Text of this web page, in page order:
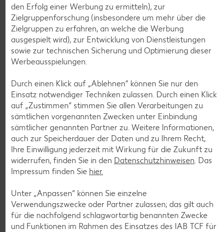
Tiefkühlkost
Gültig vom 06.08. bis 12.08.
KNÜLLER
.
je 6 - 12 St. = 398 - 560-ml-Packg.
(1 l = 5.34 - 7.52)
2.99
K-CLASSIC
Maxx XXL
2.99
den Erfolg einer Werbung zu ermitteln), zur
Zielgruppenforschung (insbesondere um mehr über die
Zielgruppen zu erfahren, an welche die Werbung
ausgespielt wird), zur Entwicklung von Dienstleistungen
sowie zur technischen Sicherung und Optimierung dieser
Werbeausspielungen.
Durch einen Klick auf „Ablehnen“ können Sie nur den
Einsatz notwendiger Techniken zulassen. Durch einen Klick
auf „Zustimmen“ stimmen Sie allen Verarbeitungen zu
sämtlichen vorgenannten Zwecken unter Einbindung
sämtlicher genannten Partner zu. Weitere Informationen,
auch zur Speicherdauer der Daten und zu Ihrem Recht,
Ihre Einwilligung jederzeit mit Wirkung für die Zukunft zu
widerrufen, finden Sie in den Datenschutzhinweisen. Das
Impressum finden Sie hier.
Unter „Anpassen“ können Sie einzelne
Verwendungszwecke oder Partner zulassen; das gilt auch
für die nachfolgend schlagwortartig benannten Zwecke
und Funktionen im Rahmen des Einsatzes des IAB TCF für